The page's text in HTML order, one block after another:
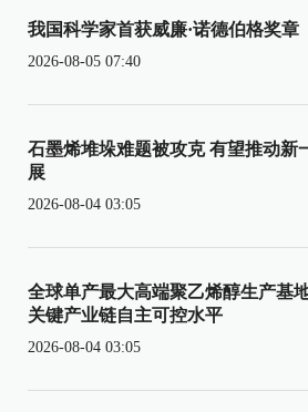
我国科学家首获威廉·诺德伯格奖章
2026-08-05 07:40
石墨烯堆垛难题被攻克 有望推动新
展
2026-08-04 03:05
全球单产最大高端聚乙烯醇生产基
关键产业链自主可控水平
2026-08-04 03:05